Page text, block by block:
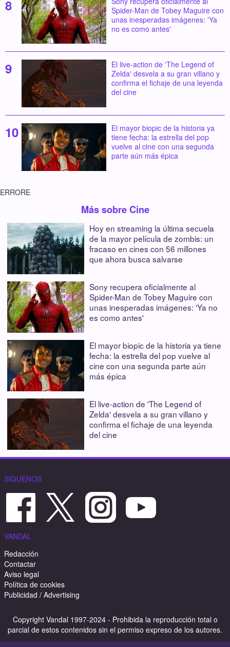
Spider-Man de Tobey Maguire con
unas inesperadas imágenes: 'Ya
no es como antes'
El live-action de 'The Legend of
Zelda' desvela a su gran villano y
confirma el fichaje de una leyenda
del cine
El mayor biopic de la historia ya
tiene fecha: la estrella del pop
vuelve al cine con una segunda
parte aún más épica
ERRORE
Más sobre Cine
Hoy en streaming la última secuela
de la mayor película de zombis: un
fracaso en cines con 56 millones
que ahora busca salvarse
Sony recupera oficialmente al
Spider-Man de Tobey Maguire con
unas inesperadas imágenes: 'Ya no
es como antes'
El mayor biopic de la historia ya tiene
fecha: la estrella del pop vuelve al
cine con una segunda parte aún
más épica
El live-action de 'The Legend of
Zelda' desvela a su gran villano y
confirma el fichaje de una leyenda
del cine
SÍGUENOS
VANDAL
Redacción
Contactar
Aviso legal
Política de cookies
Publicidad / Advertising
Copyright Vandal 1997-2024 - Prohibida la reproducción total o
parcial de estos contenidos sin el permiso expreso de los autores.